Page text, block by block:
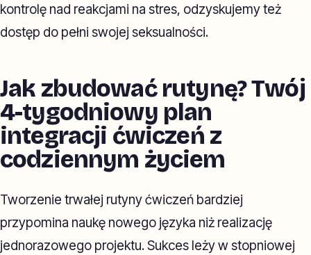
kontrolę nad reakcjami na stres, odzyskujemy też
dostęp do pełni swojej seksualności.
Jak zbudować rutynę? Twój
4-tygodniowy plan
integracji ćwiczeń z
codziennym życiem
Tworzenie trwałej rutyny ćwiczeń bardziej
przypomina naukę nowego języka niż realizację
jednorazowego projektu. Sukces leży w stopniowej